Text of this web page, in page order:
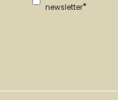
newsletter*